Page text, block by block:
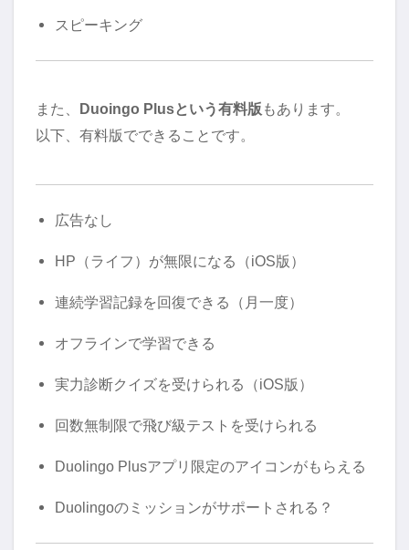
スピーキング
また、 Duoingo Plusという有料版 もあります。
以下、有料版でできることです。
広告なし
HP（ライフ）が無限になる（iOS版）
連続学習記録を回復できる（月一度）
オフラインで学習できる
実力診断クイズを受けられる（iOS版）
回数無制限で飛び級テストを受けられる
Duolingo Plusアプリ限定のアイコンがもらえる
Duolingoのミッションがサポートされる？